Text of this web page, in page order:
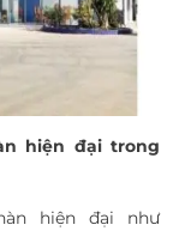
hiện đại trong
hiện đại như